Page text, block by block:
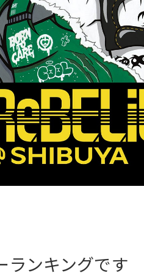
ランキングです